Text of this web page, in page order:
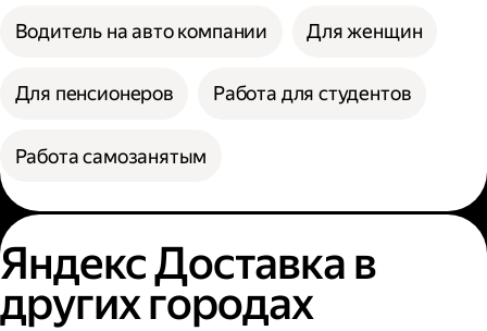
Водитель на авто компании Для женщин
Для пенсионеров Работа для студентов
Работа самозанятым
Яндекс Доставка в
других городах